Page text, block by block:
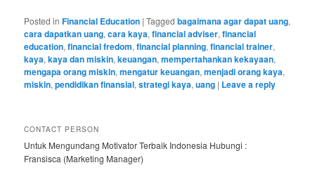
Posted in Financial Education |Tagged bagaimana agar dapat uang,
cara dapatkan uang,cara kaya,financial adviser,financial
education,financial fredom,financial planning,financial trainer,
kaya,kaya dan miskin,keuangan,mempertahankan kekayaan,
mengapa orang miskin,mengatur keuangan,menjadi orang kaya,
miskin,pendidikan finansial,strategi kaya,uang | Leave a reply
CONTACT PERSON
Untuk Mengundang Motivator Terbaik Indonesia Hubungi :
Fransisca (Marketing Manager)